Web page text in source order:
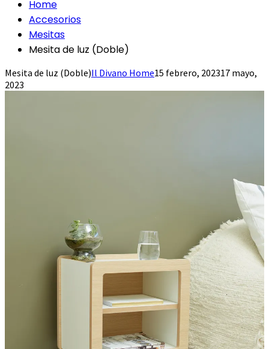
Home
Accesorios
Mesitas
Mesita de luz (Doble)
Mesita de luz (Doble)Il Divano Home15 febrero, 202317 mayo,
2023